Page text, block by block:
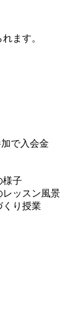
ます。
で入会金